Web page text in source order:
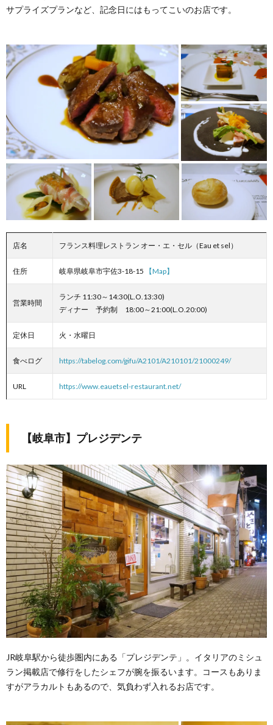
サプライズプランなど、記念日にはもってこいのお店です。
店名 フランス料理レストラン オー・エ・セル（Eau et sel）
住所 岐阜県岐阜市宇佐3-18-15 【Map】
営業時間
ランチ 11:30～14:30(L.O.13:30)
ディナー 予約制 18:00～21:00(L.O.20:00)
定休日 火・水曜日
食べログ https://tabelog.com/gifu/A2101/A210101/21000249/
URL https://www.eauetsel-restaurant.net/
【岐阜市】プレジデンテ
JR岐阜駅から徒歩圏内にある「プレジデンテ」。イタリアのミシュ
ラン掲載店で修行をしたシェフが腕を振るいます。コースもありま
すがアラカルトもあるので、気負わず入れるお店です。